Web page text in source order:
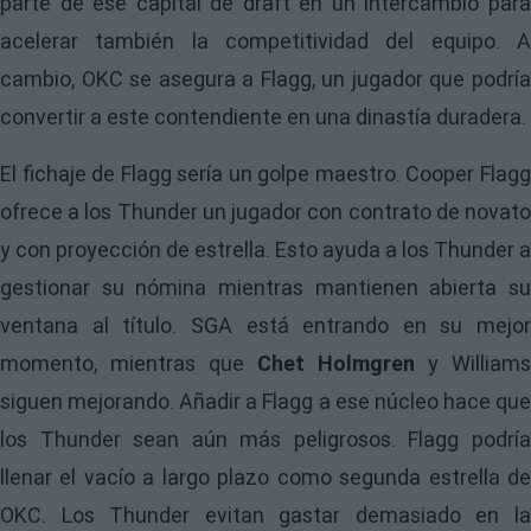
acelerar también la competitividad del equipo. A
cambio, OKC se asegura a Flagg, un jugador que podría
convertir a este contendiente en una dinastía duradera.
El fichaje de Flagg sería un golpe maestro. Cooper Flagg
ofrece a los Thunder un jugador con contrato de novato
y con proyección de estrella. Esto ayuda a los Thunder a
gestionar su nómina mientras mantienen abierta su
ventana al título. SGA está entrando en su mejor
momento, mientras que Chet Holmgren y Williams
siguen mejorando. Añadir a Flagg a ese núcleo hace que
los Thunder sean aún más peligrosos. Flagg podría
llenar el vacío a largo plazo como segunda estrella de
OKC. Los Thunder evitan gastar demasiado en la